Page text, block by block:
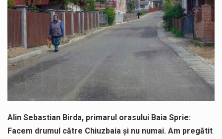
SIMULARE EXERCITIU. Prin Sistemul Unic de Apeluri de Urgență 112 a fost anunțat producerea unui accident rutier cu victime multiple,…
Temperaturile ridicate constituie factori agresivi asupra sănătăţii, extrem de nocivi, ce pot deregla echilibrul organismului. Prea multă căldură nu este…
Alin Sebastian Birda, primarul orasului Baia Sprie:
Facem drumul către Chiuzbaia și nu numai. Am pregătit